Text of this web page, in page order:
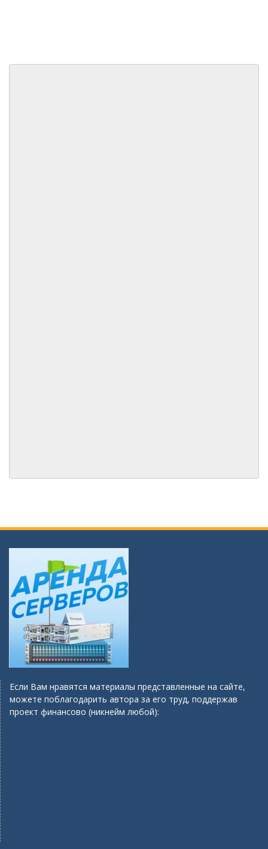
Если Вам нравятся материалы представленные на сайте,
можете поблагодарить автора за его труд, поддержав
проект финансово (никнейм любой):